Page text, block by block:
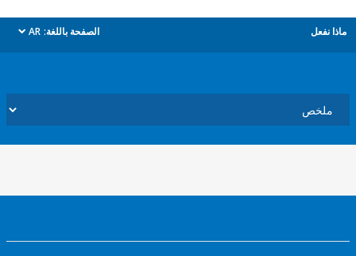
الصفحة باللغة: AR
dropdown